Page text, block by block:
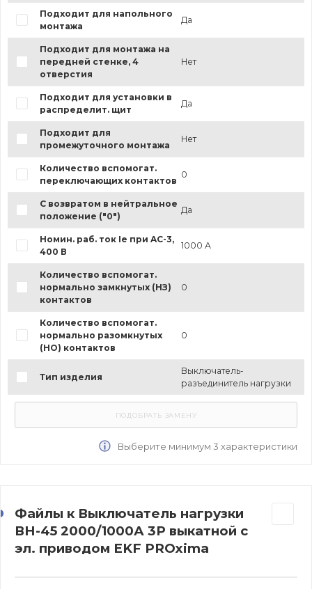
Подходит для напольного
монтажа
Да
Подходит для монтажа на
передней стенке, 4
отверстия
Нет
Подходит для установки в
распределит. щит
Да
Подходит для
промежуточного монтажа
Нет
Количество вспомогат.
переключающих контактов
0
С возвратом в нейтральное
положение ("0")
Да
Номин. раб. ток Ie при AC-3,
400 В
1000 А
Количество вспомогат.
нормально замкнутых (НЗ)
контактов
0
Количество вспомогат.
нормально разомкнутых
(НО) контактов
0
Тип изделия
Выключатель-
разъединитель нагрузки
Выберите минимум 3 характеристики
Файлы к Выключатель нагрузки
ВН-45 2000/1000А 3P выкатной с
эл. приводом EKF PROxima